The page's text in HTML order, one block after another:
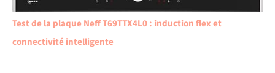
Test de la plaque Neff T69TTX4L0 : induction flex et
connectivité intelligente